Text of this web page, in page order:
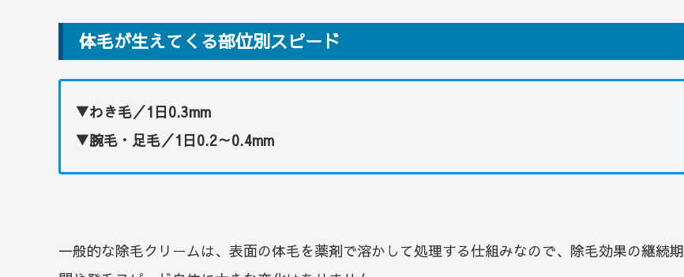
体毛が生えてくる部位別スピード
▼わき毛／1日0.3mm
▼腕毛・足毛／1日0.2～0.4mm
一般的な除毛クリームは、表面の体毛を薬剤で溶かして処理する仕組みなので、除毛効果の継続期